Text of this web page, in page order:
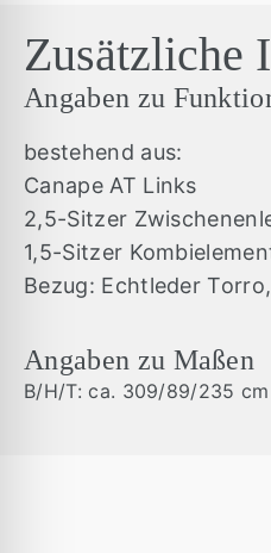
Zusätzliche
Angaben zu
bestehend aus:
Canape AT Links
2,5-Sitzer
1,5-Sitzer
Bezug: Echtleder
Angaben zu Maßen
B/H/T: ca. 309/89/235 cm